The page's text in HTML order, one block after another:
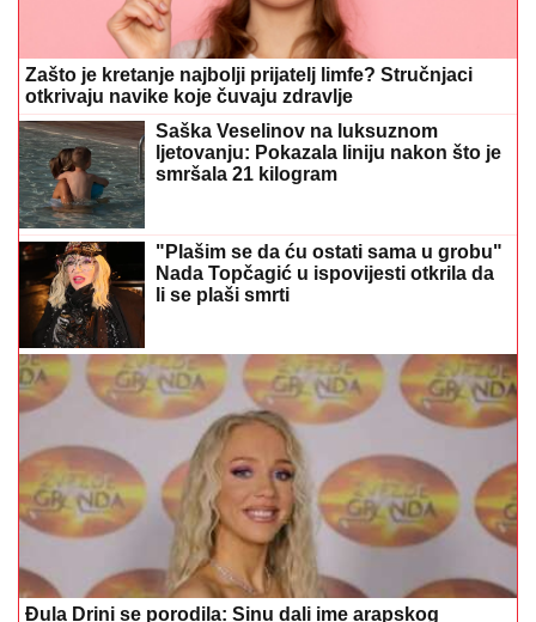
Zašto je kretanje najbolji prijatelj limfe? Stručnjaci
otkrivaju navike koje čuvaju zdravlje
Saška Veselinov na luksuznom
ljetovanju: Pokazala liniju nakon što je
smršala 21 kilogram
"Plašim se da ću ostati sama u grobu"
li se plaši smrti
Đula Drini se porodila: Sinu dali ime arapskog
porijekla
"Ilijan uživa kao mali princ" Ceca